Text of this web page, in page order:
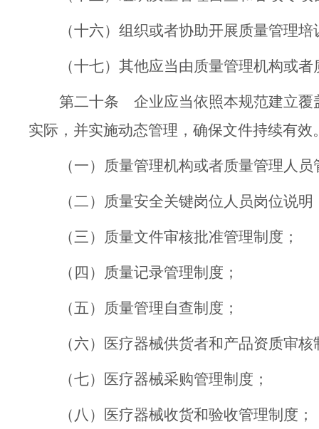
（十六） 组织或者协助开展质量管理培
（十七） 其他应当由质量管理机构或
第二十条 企业应当依照本规范建立覆
实际，并实施动态管理，确保文件持续有
（一） 质量管理机构或者质量管理 人员
（二） 质量安全关键岗位人员岗位说明
（三） 质量文件审核批准管理制度；
（四） 质量记录管理制度；
（五） 质量管理自查制度；
（六） 医疗器械供货者和产品资质审核
（七） 医疗器械采购管理制度；
（八） 医疗器械收货和验收管理制度；